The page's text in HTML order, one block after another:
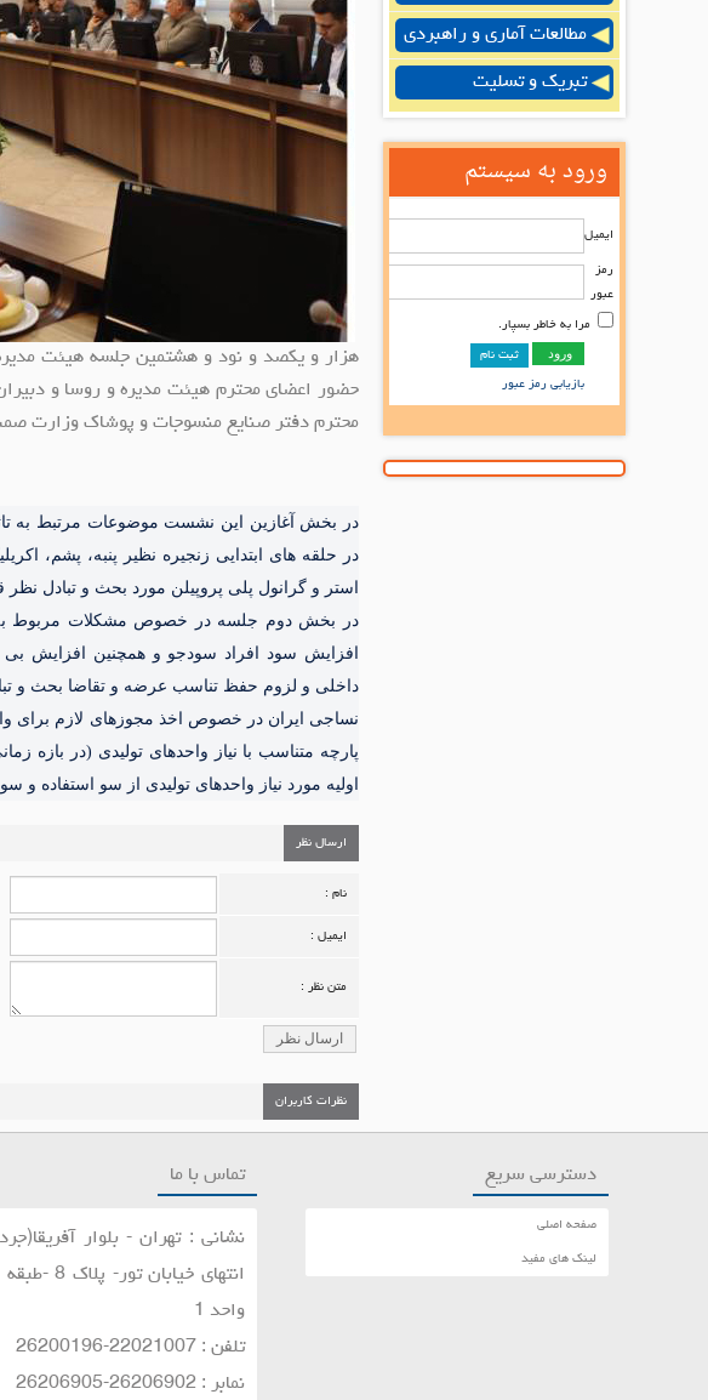
مطالعات آماری و راهبردی
تبریک و تسلیت
ورود به سیستم
ایمیل
رمز
عبور
مرا به خاطر بسپار.
ثبت نام
بازیابی رمز عبور
هزار و یکصد و نود و هشتمین جلسه هیئت
حضور اعضای محترم هیئت مدیره و روسا و
محترم دفتر صنایع منسوجات و پوشاک وزارت
در بخش آغازین این نشست موضوعات مرتبط به
در حلقه های ابتدایی زنجیره نظیر پنبه، پشم،
استر و گرانول پلی پروپیلن مورد بحث و تبادل
در بخش دوم جلسه در خصوص مشکلات مربوط به
افزایش سود افراد سودجو و همچنین افزایش
داخلی و لزوم حفظ تناسب عرضه و تقاضا بحث و
نساجی ایران در خصوص اخذ مجوزهای لازم برای
پارچه متناسب با نیاز واحدهای تولیدی (در بازه
اولیه مورد نیاز واحدهای تولیدی از سو استفاده
ارسال نظر
نام :
ایمیل :
متن نظر :
ارسال نظر
نظرات کاربران
دسترسی سریع
صفحه اصلی
لینک های مفید
تماس با ما
نشانی : تهران - بلوار
انتهای خیابان تور-
واحد 1
تلفن : 22021007-26200196
نمابر : 26206902-26206905